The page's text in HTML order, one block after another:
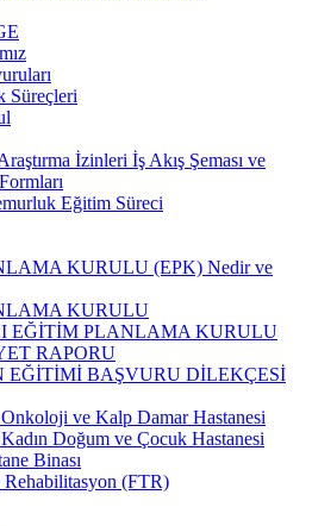
Süreçleri
İzinleri İş Akış Şeması ve
Eğitim Süreci
KURULU (EPK) Nedir ve
KURULU
EĞİTİM PLANLAMA KURULU
RAPORU
EĞİTİMİ BAŞVURU DİLEKÇESİ
ve Kalp Damar Hastanesi
Doğum ve Çocuk Hastanesi
Binası
(FTR)